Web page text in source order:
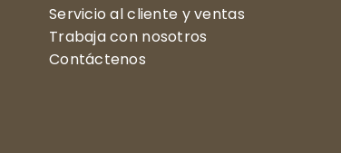
Servicio al cliente y ventas
Trabaja con nosotros
Contáctenos